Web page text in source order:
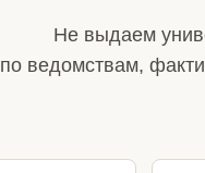
Не выдаем
по ведомствам,